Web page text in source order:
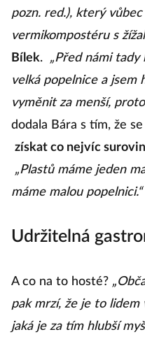
pozn. red.), který
vermikompostéru s
Bílek.
„Před námi tady
velká popelnice a jsem
vyměnit za menší,
dodala Bára s tím, že
získat co nejvíc
„Plastů máme jeden
máme malou popelnici.“
Udržitelná
A co na to hosté?
pak mrzí, že je to lidem
jaká je za tím hlubší